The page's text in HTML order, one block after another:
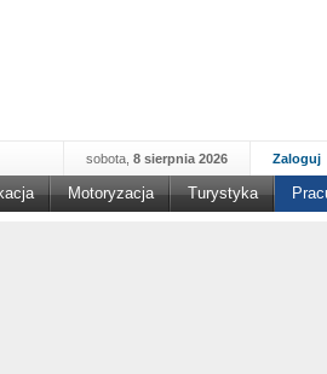
Zaloguj
sobota, 8 sierpnia 2026
Motoryzacja Turystyka